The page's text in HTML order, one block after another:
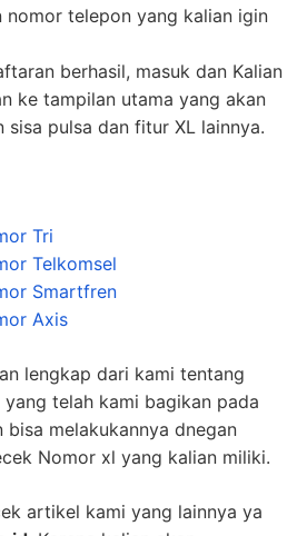
nomor telepon yang kalian igin
berhasil, masuk dan Kalian
ke tampilan utama yang akan
sisa pulsa dan fitur XL lainnya.
Tri
Telkomsel
Smartfren
Axis
lengkap dari kami tentang
telah kami bagikan pada
melakukannya dnegan
Nomor xl yang kalian miliki.
artikel kami yang lainnya ya